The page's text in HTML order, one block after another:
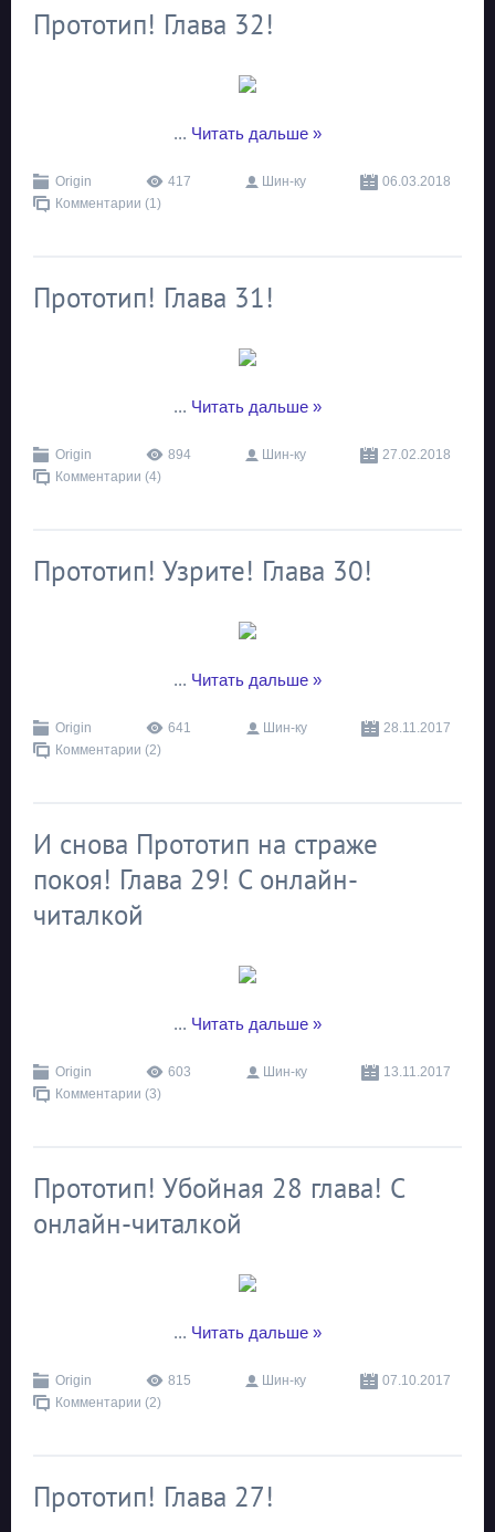
Прототип! Глава 32!
... Читать дальше »
Origin 417 Шин-ку
06.03.2018
Комментарии (1)
Прототип! Глава 31!
... Читать дальше »
Origin 894 Шин-ку
27.02.2018
Комментарии (4)
Прототип! Узрите! Глава 30!
... Читать дальше »
Origin 641 Шин-ку
28.11.2017
Комментарии (2)
И снова Прототип на страже
покоя! Глава 29! C онлайн-
читалкой
... Читать дальше »
Origin 603 Шин-ку
13.11.2017
Комментарии (3)
Прототип! Убойная 28 глава! C
онлайн-читалкой
... Читать дальше »
Origin 815 Шин-ку
07.10.2017
Комментарии (2)
Прототип! Глава 27!